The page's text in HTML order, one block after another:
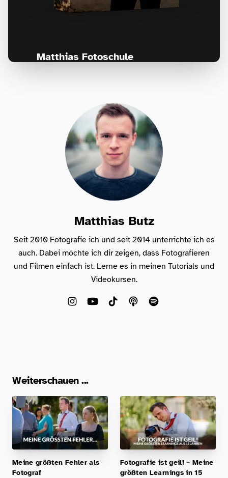
Matthias Fotoschule
Matthias Butz
Seit 2010 Fotografie ich und seit 2014 unterrichte ich es
auch. Dabei möchte ich dir zeigen, dass Fotografieren
und Filmen einfach ist. Lerne es in meinen Tutorials und
Videokursen.
Weiterschauen ...
Meine größten Fehler als
Fotograf
Fotografie ist geil! – Meine
größten Learnings in 15